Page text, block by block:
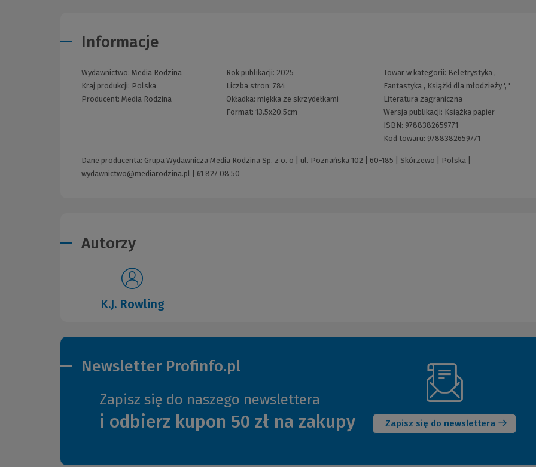
Informacje
Wydawnictwo: Media Rodzina
Kraj produkcji: Polska
Producent: Media Rodzina
Rok publikacji: 2025
Liczba stron:784
Okładka: miękka ze skrzydełkami
Format:13.5x20.5cm
Towar w kategorii: Beletrystyka,
Fantastyka, Książki dla młodzieży', '
Literatura zagraniczna
Wersja publikacji: Książka papier
ISBN: 9788382659771
Kod towaru: 9788382659771
Dane producenta: Grupa Wydawnicza Media Rodzina Sp. z o. o | ul. Poznańska 102 | 60-185 | Skórzewo | Polska |
wydawnictwo@mediarodzina.pl
61 827 08 50
Autorzy
K.J. Rowling
Newsletter Profinfo.pl
Zapisz się do naszego newslettera
i odbierz kupon 50 zł na zakupy Zapisz się do newslettera
okno)